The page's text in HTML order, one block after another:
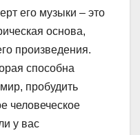
его музыки – это
основа,
произведения.
способна
пробудить
человеческое
у вас